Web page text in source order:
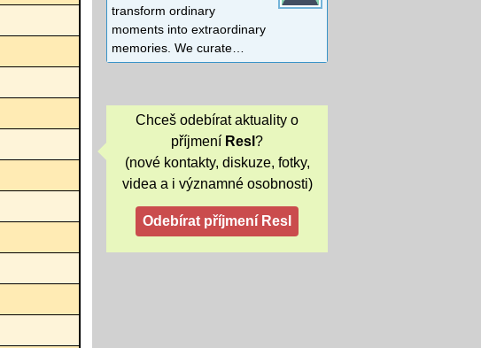
transform ordinary
moments into extraordinary
memories. We curate…
Chceš odebírat aktuality o
příjmení Resl ?
(nové kontakty, diskuze, fotky,
videa a i významné osobnosti)